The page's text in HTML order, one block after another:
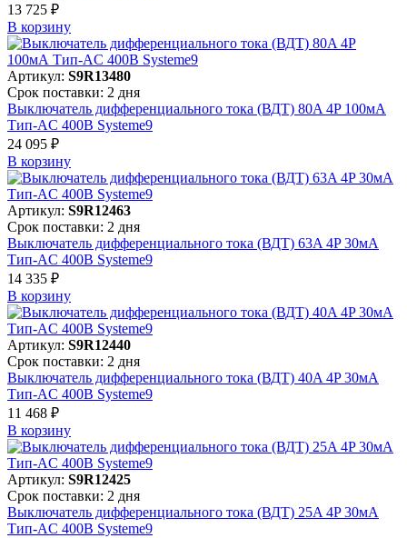
13 725 ₽
В корзинy
Артикул: S9R13480
Срок поставки: 2 дня
Выключатель дифференциального тока (ВДТ) 80A 4P 100мА
Тип-AC 400В Systeme9
24 095 ₽
В корзинy
Артикул: S9R12463
Срок поставки: 2 дня
Выключатель дифференциального тока (ВДТ) 63A 4P 30мА
Тип-AC 400В Systeme9
14 335 ₽
В корзинy
Артикул: S9R12440
Срок поставки: 2 дня
Выключатель дифференциального тока (ВДТ) 40A 4P 30мА
Тип-AC 400В Systeme9
11 468 ₽
В корзинy
Артикул: S9R12425
Срок поставки: 2 дня
Выключатель дифференциального тока (ВДТ) 25A 4P 30мА
Тип-AC 400В Systeme9